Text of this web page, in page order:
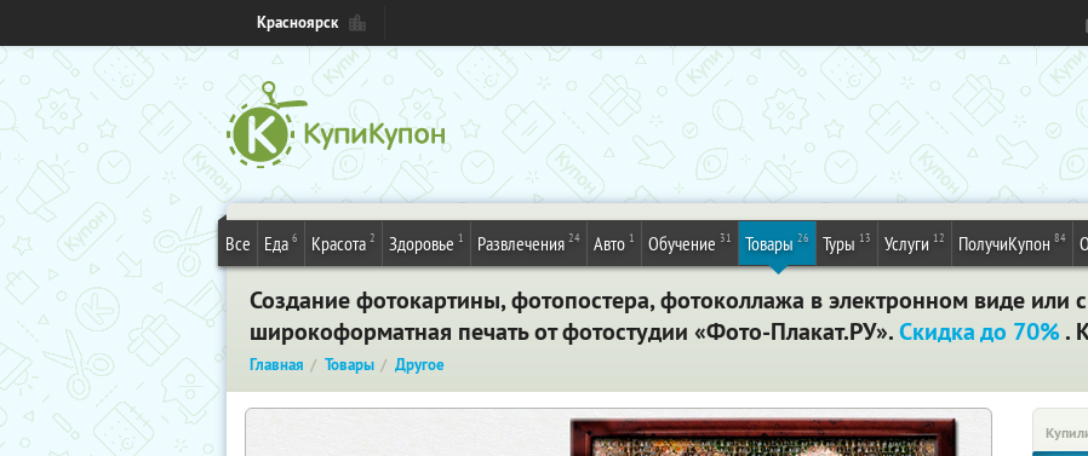
Красноярск
Все Еда 6 Красота 2 Здоровье 1 Развлечения 24 Авто 1 Обучение 31 Товары 26 Туры 13 Услуги 12 ПолучиКупон 84
Создание фотокартины, фотопостера, фотоколлажа в электронном виде или
широкоформатная печать от фотостудии «Фото-Плакат.РУ».Скидка до 70%.
Главная Товары Другое